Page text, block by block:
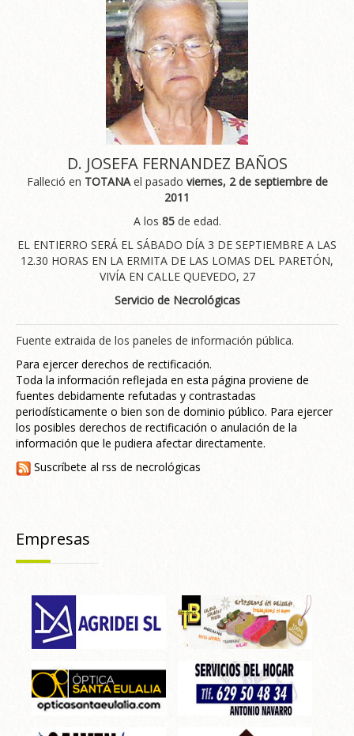
D. JOSEFA FERNANDEZ BAÑOS
Falleció en TOTANAel pasado viernes, 2 de septiembre de
2011
A los 85de edad.
EL ENTIERRO SERÁ EL SÁBADO DÍA 3 DE SEPTIEMBRE A LAS
12.30 HORAS EN LA ERMITA DE LAS LOMAS DEL PARETÓN,
VIVÍA EN CALLE QUEVEDO, 27
Servicio de Necrológicas
Fuente extraida de los paneles de información pública.
Para ejercer derechos de rectificación.
Toda la información reflejada en esta página proviene de
fuentes debidamente refutadas y contrastadas
periodísticamente o bien son de dominio público. Para ejercer
los posibles derechos de rectificación o anulación de la
información que le pudiera afectar directamente.
Suscríbete al rss de necrológicas
Empresas